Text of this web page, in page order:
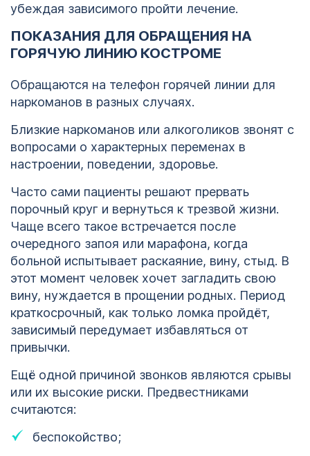
убеждая зависимого пройти лечение.
ПОКАЗАНИЯ ДЛЯ ОБРАЩЕНИЯ НА
ГОРЯЧУЮ ЛИНИЮ КОСТРОМЕ
Обращаются на телефон горячей линии для
наркоманов в разных случаях.
Близкие наркоманов или алкоголиков звонят с
вопросами о характерных переменах в
настроении, поведении, здоровье.
Часто сами пациенты решают прервать
порочный круг и вернуться к трезвой жизни.
Чаще всего такое встречается после
очередного запоя или марафона, когда
больной испытывает раскаяние, вину, стыд. В
этот момент человек хочет загладить свою
вину, нуждается в прощении родных. Период
краткосрочный, как только ломка пройдёт,
зависимый передумает избавляться от
привычки.
Ещё одной причиной звонков являются срывы
или их высокие риски. Предвестниками
считаются:
беспокойство;